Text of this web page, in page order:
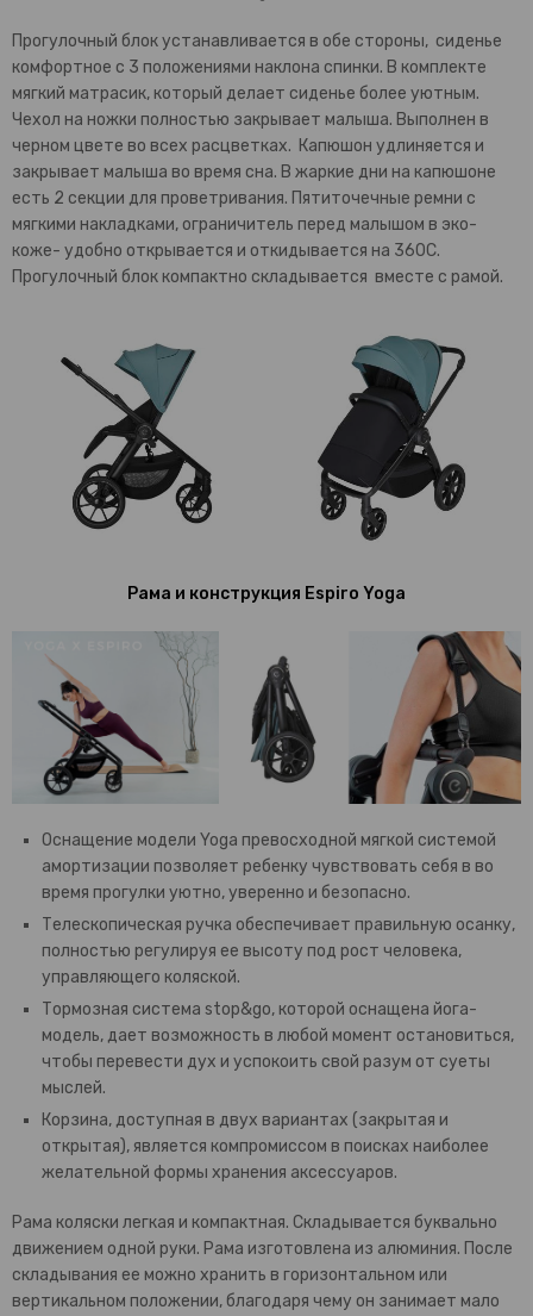
Прогулочный блок устанавливается в обе стороны, сиденье
комфортное с 3 положениями наклона спинки. В комплекте
мягкий матрасик, который делает сиденье более уютным.
Чехол на ножки полностью закрывает малыша. Выполнен в
черном цвете во всех расцветках. Капюшон удлиняется и
закрывает малыша во время сна. В жаркие дни на капюшоне
есть 2 секции для проветривания. Пятиточечные ремни с
мягкими накладками, ограничитель перед малышом в эко-
коже- удобно открывается и откидывается на 360С.
Прогулочный блок компактно складывается вместе с рамой.
Рама и конструкция Espiro Yoga
Оснащение модели Yoga превосходной мягкой системой
амортизации позволяет ребенку чувствовать себя в во
время прогулки уютно, уверенно и безопасно.
Телескопическая ручка обеспечивает правильную осанку,
полностью регулируя ее высоту под рост человека,
управляющего коляской.
Тормозная система stop&go, которой оснащена йога-
модель, дает возможность в любой момент остановиться,
чтобы перевести дух и успокоить свой разум от суеты
мыслей.
Корзина, доступная в двух вариантах (закрытая и
открытая), является компромиссом в поисках наиболее
желательной формы хранения аксессуаров.
Рама коляски легкая и компактная. Складывается буквально
движением одной руки. Рама изготовлена из алюминия. После
складывания ее можно хранить в горизонтальном или
вертикальном положении, благодаря чему он занимает мало